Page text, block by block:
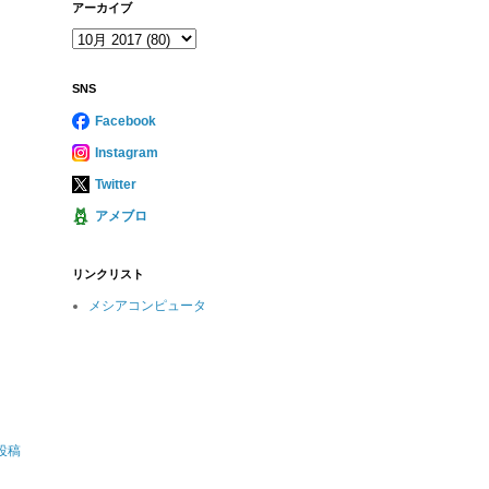
稿
アーカイブ
SNS
Facebook
Instagram
Twitter
アメブロ
リンクリスト
メシアコンピュータ